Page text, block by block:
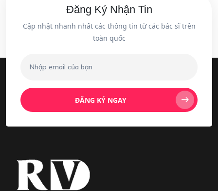
Đăng Ký Nhận Tin
Cập nhật nhanh nhất các thông tin từ các bác sĩ trên
toàn quốc
ĐĂNG KÝ NGAY